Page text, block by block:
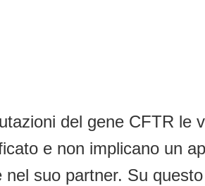
del gene CFTR le
e non implicano un
nel suo partner. Su